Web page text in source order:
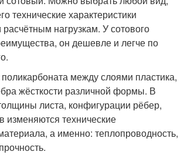
технические характеристики
расчётным нагрузкам. У сотового
он дешевле и легче по
между слоями пластика,
жёсткости различной формы. В
листа, конфигурации рёбер,
изменяются технические
а именно: теплопроводность,